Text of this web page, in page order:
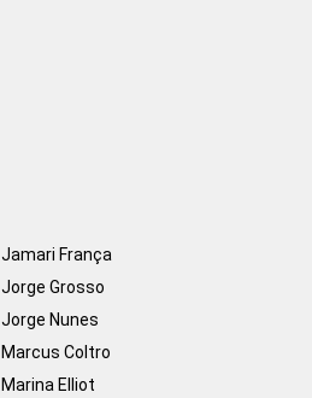
Jamari França
Jorge Grosso
Jorge Nunes
Marcus Coltro
Marina Elliot